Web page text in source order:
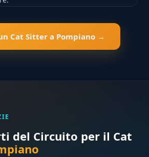
Cat Sitter a Pompiano →
del Circuito per il Cat